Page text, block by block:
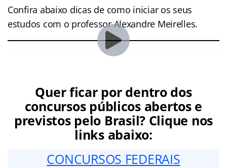
Confira abaixo dicas de como iniciar os seus
estudos com o professor Alexandre Meirelles.
Quer ficar por dentro dos
concursos públicos abertos e
previstos pelo Brasil? Clique nos
links abaixo:
CONCURSOS FEDERAIS